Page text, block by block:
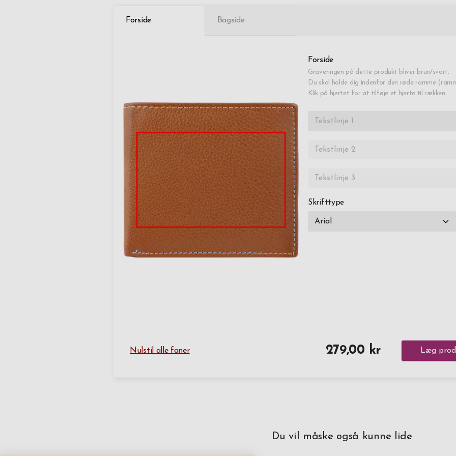
Forside Bagside
Forside
Graveringen på dette produkt bliver brun/svart.
Du skal holde dig indenfor den røde ramme
Klik på hjertet for at tilføje et hjerte til rækken.
Skrifttype
Nulstil alle faner 279,00 kr Læg
Du vil måske også kunne lide